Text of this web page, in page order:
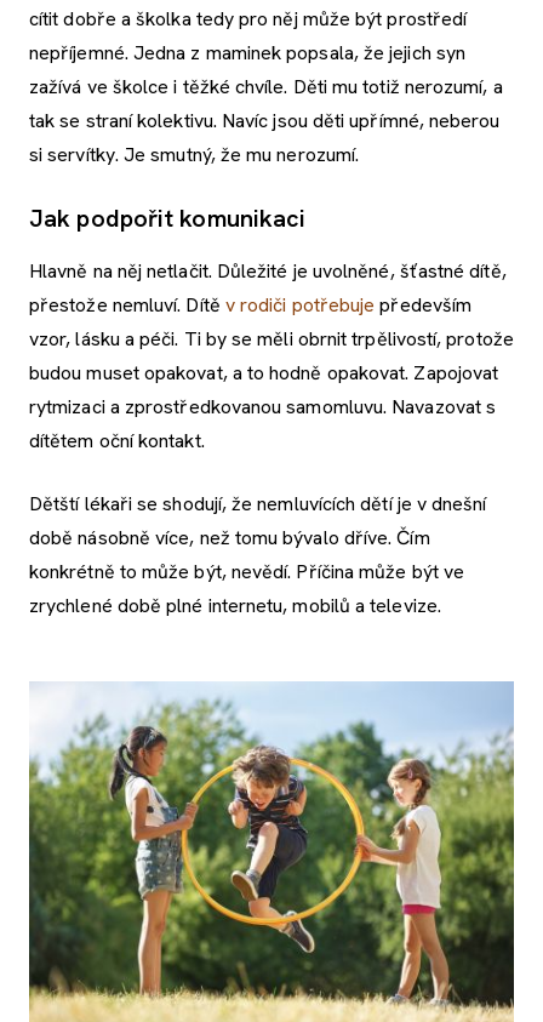
cítit dobře a školka tedy pro něj může být prostředí
nepříjemné. Jedna z maminek popsala, že jejich syn
zažívá ve školce i těžké chvíle. Děti mu totiž nerozumí, a
tak se straní kolektivu. Navíc jsou děti upřímné, neberou
si servítky. Je smutný, že mu nerozumí.
Jak podpořit komunikaci
Hlavně na něj netlačit. Důležité je uvolněné, šťastné dítě,
přestože nemluví. Dítě v rodiči potřebuje především
vzor, lásku a péči. Ti by se měli obrnit trpělivostí, protože
budou muset opakovat, a to hodně opakovat. Zapojovat
rytmizaci a zprostředkovanou samomluvu. Navazovat s
dítětem oční kontakt.
Dětští lékaři se shodují, že nemluvících dětí je v dnešní
době násobně více, než tomu bývalo dříve. Čím
konkrétně to může být, nevědí. Příčina může být ve
zrychlené době plné internetu, mobilů a televize.